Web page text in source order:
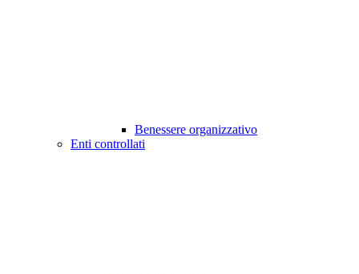
Benessere organizzativo
Enti controllati